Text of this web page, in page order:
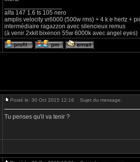
alfa 147 1.6 ts 105 nero
amplis velocity vr6000 (500w rms) + 4 k.e hertz +
intermédiaire ragazzon avec silencieux remus
(à venir 2xkit bixenon 55w 6000k avec angel eyes)
Posté le: 30 Oct 2015 12:16 Sujet du message:
Tu penses qu'il va tenir ?